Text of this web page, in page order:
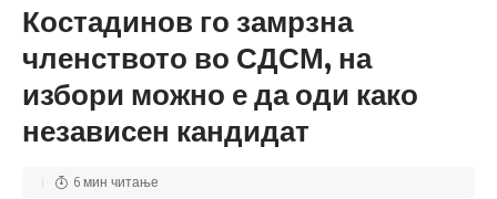
Костадинов го замрзна
членството во СДСМ, на
избори можно е да оди како
независен кандидат
6 мин читање